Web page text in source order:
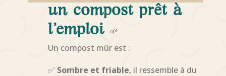
un compost prêt à
l’emploi 🌱
Un compost mûr est :
✅ Sombre et friable, il ressemble à du